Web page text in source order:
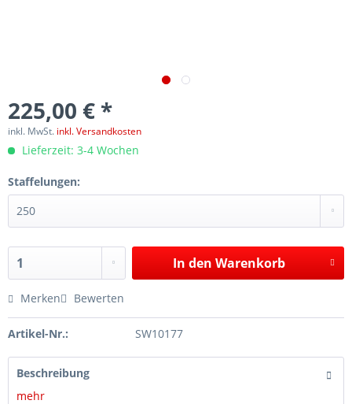
225,00 € *
inkl. MwSt. inkl. Versandkosten
Lieferzeit: 3-4 Wochen
Staffelungen:
In den Warenkorb
Merken Bewerten
Artikel-Nr.: SW10177
Beschreibung
mehr